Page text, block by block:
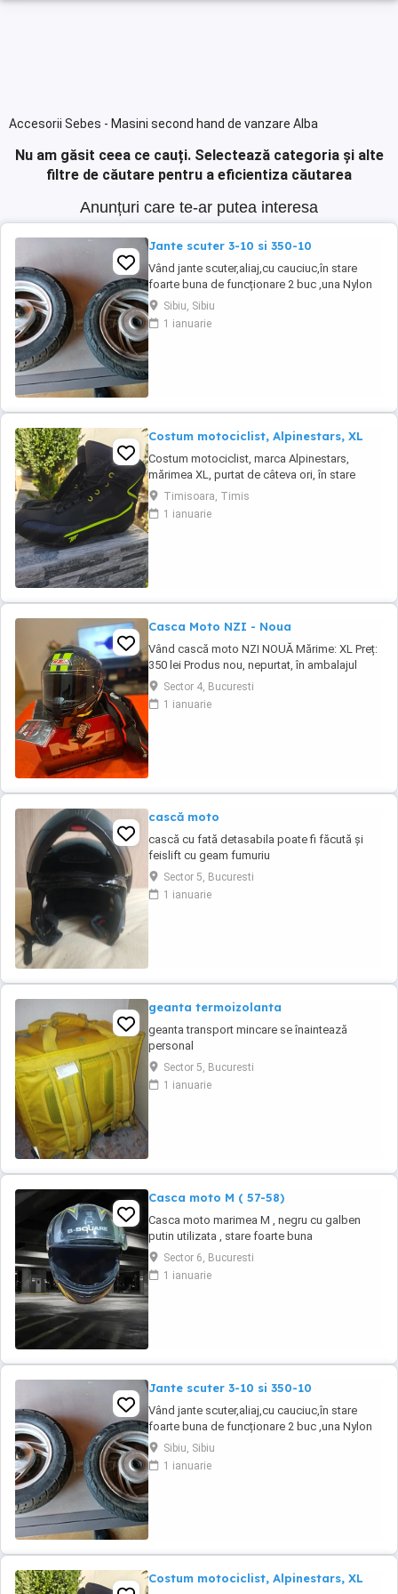
Accesorii Sebes - Masini second hand de vanzare Alba
Nu am găsit ceea ce cauți. Selectează categoria și alte
filtre de căutare pentru a eficientiza căutarea
Anunțuri care te-ar putea interesa
Jante scuter 3-10 si 350-10
Vând jante scuter,aliaj,cu cauciuc,în stare
foarte buna de funcționare 2 buc ,una Nylon
de 3.0-10 și Duro de 3.50-10 , trimit și în
țară,mai multe detalii despre acest subiect la
telefon, prețul este per bucata
Sibiu, Sibiu
1 ianuarie
Costum motociclist, Alpinestars, XL
Costum motociclist, marca Alpinestars,
mărimea XL, purtat de câteva ori, în stare
foarte bună. Ridicare de la domiciliu( cartierul
Freidorf - Timișoara)
Timisoara, Timis
1 ianuarie
Casca Moto NZI - Noua
Vând cască moto NZI NOUĂ Mărime: XL Preț:
350 lei Produs nou, nepurtat, în ambalajul
original, cu husă și etichete. Cască
omologată, pregătită pentru utilizare pe
drumurile publice. Casca are un design
Sector 4, Bucuresti
1 ianuarie
cască moto
cască cu fată detasabila poate fi făcută și
feislift cu geam fumuriu
Sector 5, Bucuresti
1 ianuarie
geanta termoizolanta
geanta transport mincare se înaintează
personal
Sector 5, Bucuresti
1 ianuarie
Casca moto M ( 57-58)
Casca moto marimea M , negru cu galben
putin utilizata , stare foarte buna
Sector 6, Bucuresti
1 ianuarie
Jante scuter 3-10 si 350-10
Vând jante scuter,aliaj,cu cauciuc,în stare
foarte buna de funcționare 2 buc ,una Nylon
de 3.0-10 și Duro de 3.50-10 , trimit și în
țară,mai multe detalii despre acest subiect la
telefon, prețul este per bucata
Sibiu, Sibiu
1 ianuarie
Costum motociclist, Alpinestars, XL